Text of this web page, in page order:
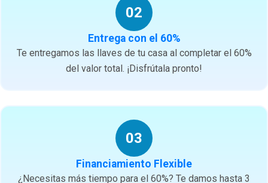
02
Entrega con el 60%
Te entregamos las llaves de tu casa al completar el 60%
del valor total. ¡Disfrútala pronto!
03
Financiamiento Flexible
¿Necesitas más tiempo para el 60%? Te damos hasta 3